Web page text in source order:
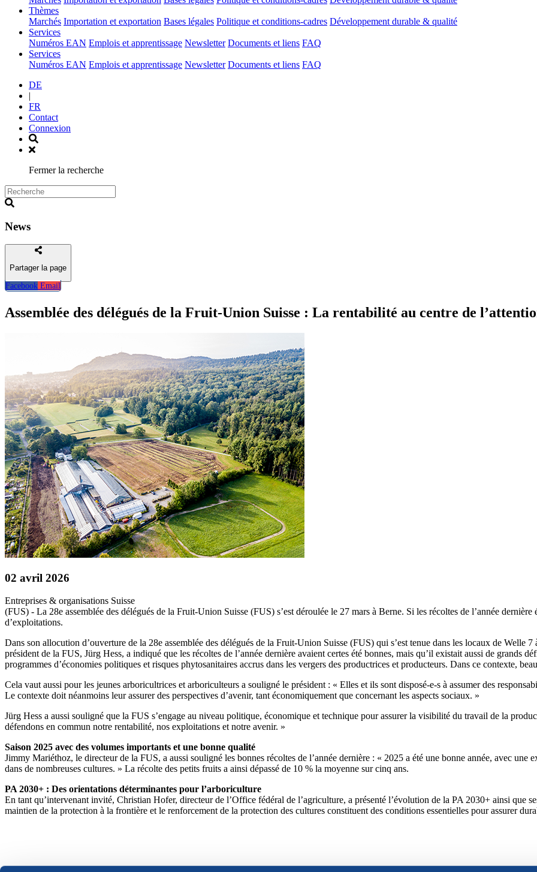
Thèmes(current)
Marchés Importation et exportation Bases légales Politique et conditions-cadres Développement durable & qualité
Services(current)
Numéros EAN Emplois et apprentissage Newsletter Documents et liens FAQ
Services(current)
Numéros EAN Emplois et apprentissage Newsletter Documents et liens FAQ
DE
|
FR
Contact
Connexion
Fermer la recherche
News
Partager la page
Facebook Email
Retour
Assemblée des délégués de la Fruit-Union Suisse : La rentabilité au centre de
02 avril 2026
Entreprises & organisations Suisse
(FUS) - La 28e assemblée des délégués de la Fruit-Union Suisse (FUS) s’est déroulée le 27 mars à Berne. Si les récoltes de l’année
d’exploitations.
Dans son allocution d’ouverture de la 28e assemblée des délégués de la Fruit-Union Suisse (FUS) qui s’est tenue dans les locaux de Welle
président de la FUS, Jürg Hess, a indiqué que les récoltes de l’année dernière avaient certes été bonnes, mais qu’il existait aussi de grands
programmes d’économies politiques et risques phytosanitaires accrus dans les vergers des productrices et producteurs. Dans ce contexte,
Cela vaut aussi pour les jeunes arboricultrices et arboriculteurs a souligné le président : « Elles et ils sont disposé-e-s à assumer des
Le contexte doit néanmoins leur assurer des perspectives d’avenir, tant économiquement que concernant les aspects sociaux. »
Jürg Hess a aussi souligné que la FUS s’engage au niveau politique, économique et technique pour assurer la visibilité du travail de la
défendons en commun notre rentabilité, nos exploitations et notre avenir. »
Saison 2025 avec des volumes importants et une bonne qualité
Jimmy Mariéthoz, le directeur de la FUS, a aussi souligné les bonnes récoltes de l’année dernière : « 2025 a été une bonne année, avec une
dans de nombreuses cultures. » La récolte des petits fruits a ainsi dépassé de 10 % la moyenne sur cinq ans.
PA 2030+ : Des orientations déterminantes pour l’arboriculture
En tant qu’intervenant invité, Christian Hofer, directeur de l’Office fédéral de l’agriculture, a présenté l’évolution de la PA 2030+ ainsi que
maintien de la protection à la frontière et le renforcement de la protection des cultures constituent des conditions essentielles pour assurer